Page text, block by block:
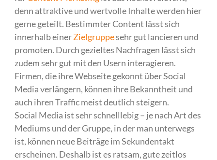
denn attraktive und wertvolle Inhalte werden hier
gerne geteilt. Bestimmter Content lässt sich
innerhalb einerZielgruppesehr gut lancieren und
promoten. Durch gezieltes Nachfragen lässt sich
zudem sehr gut mit den Usern interagieren.
Firmen, die ihre Webseite gekonnt über Social
Media verlängern, können ihre Bekanntheit und
auch ihren Traffic meist deutlich steigern.
Social Media ist sehr schnelllebig – je nach Art des
Mediums und der Gruppe, in der man unterwegs
ist, können neue Beiträge im Sekundentakt
erscheinen. Deshalb ist es ratsam, gute zeitlos